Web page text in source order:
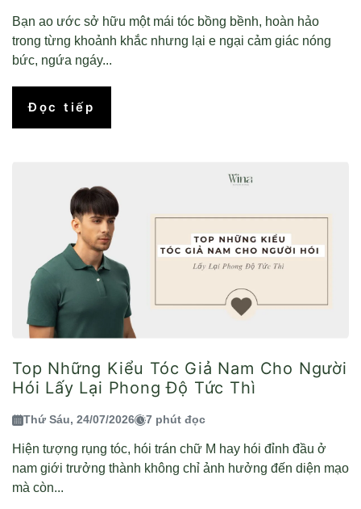
Bạn ao ước sở hữu một mái tóc bồng bềnh, hoàn hảo
trong từng khoảnh khắc nhưng lại e ngại cảm giác nóng
bức, ngứa ngáy...
Đọc tiếp
Top Những Kiểu Tóc Giả Nam Cho Người
Hói Lấy Lại Phong Độ Tức Thì
Thứ Sáu, 24/07/2026 7 phút đọc
Hiện tượng rụng tóc, hói trán chữ M hay hói đỉnh đầu ở
nam giới trưởng thành không chỉ ảnh hưởng đến diện mạo
mà còn...